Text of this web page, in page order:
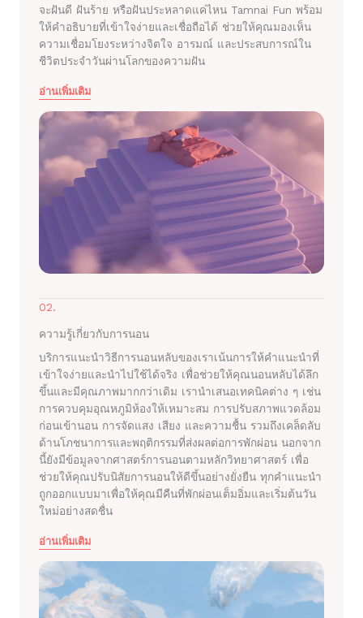
จะฝันดี ฝันร้าย หรือฝันประหลาดแค่ไหน Tamnai Fun พร้อม
ให้คำอธิบายที่เข้าใจง่ายและเชื่อถือได้ ช่วยให้คุณมองเห็น
ความเชื่อมโยงระหว่างจิตใจ อารมณ์ และประสบการณ์ใน
ชีวิตประจำวันผ่านโลกของความฝัน
อ่านเพิ่มเติม
02.
ความรู้เกี่ยวกับการนอน
บริการแนะนำวิธีการนอนหลับของเราเน้นการให้คำแนะนำที่
เข้าใจง่ายและนำไปใช้ได้จริง เพื่อช่วยให้คุณนอนหลับได้ลึก
ขึ้นและมีคุณภาพมากกว่าเดิม เรานำเสนอเทคนิคต่าง ๆ เช่น
การควบคุมอุณหภูมิห้องให้เหมาะสม การปรับสภาพแวดล้อม
ก่อนเข้านอน การจัดแสง เสียง และความชื้น รวมถึงเคล็ดลับ
ด้านโภชนาการและพฤติกรรมที่ส่งผลต่อการพักผ่อน นอกจาก
นี้ยังมีข้อมูลจากศาสตร์การนอนตามหลักวิทยาศาสตร์ เพื่อ
ช่วยให้คุณปรับนิสัยการนอนให้ดีขึ้นอย่างยั่งยืน ทุกคำแนะนำ
ถูกออกแบบมาเพื่อให้คุณมีคืนที่พักผ่อนเต็มอิ่มและเริ่มต้นวัน
ใหม่อย่างสดชื่น
อ่านเพิ่มเติม